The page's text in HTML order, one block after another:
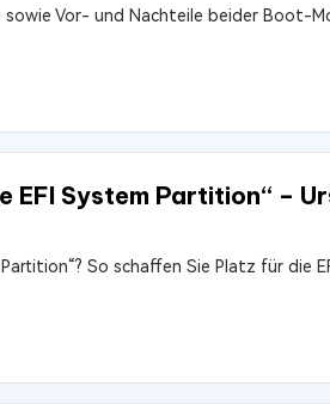
sowie Vor- und Nachteile beider Boot-
EFI System Partition“ –
So schaffen Sie Platz für die